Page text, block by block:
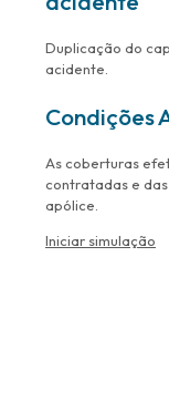
Duplicação do
acidente.
Condições
As coberturas
contratadas e
apólice.
Iniciar simulação